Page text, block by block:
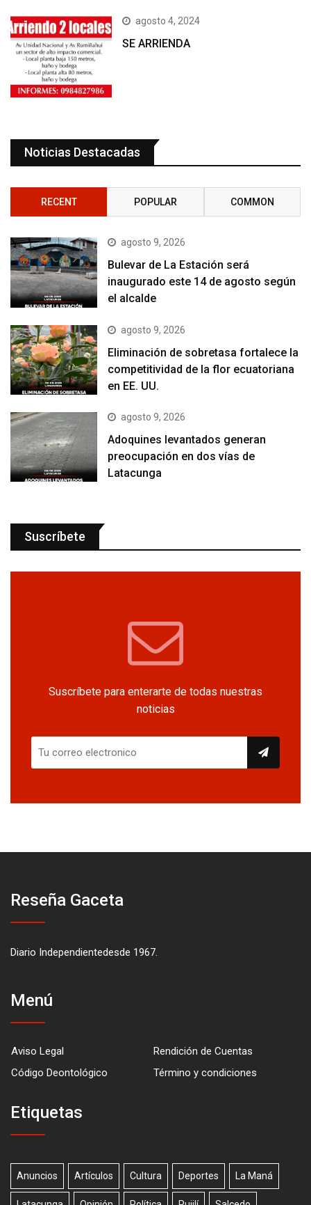
agosto 4, 2024
SE ARRIENDA
Noticias Destacadas
RECENT POPULAR COMMON
agosto 9, 2026
Bulevar de La Estación será
inaugurado este 14 de agosto según
el alcalde
agosto 9, 2026
Eliminación de sobretasa fortalece la
competitividad de la flor ecuatoriana
en EE. UU.
agosto 9, 2026
Adoquines levantados generan
preocupación en dos vías de
Latacunga
Suscríbete
Suscríbete para enterarte de todas nuestras
noticias
Reseña Gaceta
Diario Independientedesde 1967.
Menú
Aviso Legal
Rendición de Cuentas
Código Deontológico
Término y condiciones
Etiquetas
Anuncios Artículos Cultura Deportes La Maná